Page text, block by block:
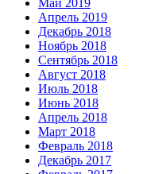
Апрель 2019
Декабрь 2018
Ноябрь 2018
Сентябрь 2018
Август 2018
Июль 2018
Июнь 2018
Апрель 2018
Март 2018
Февраль 2018
Декабрь 2017